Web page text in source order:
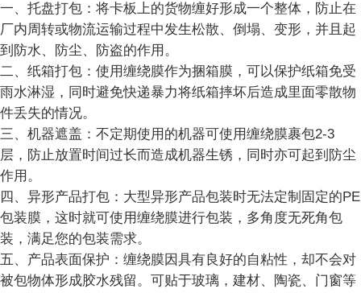
一、托盘打包：将卡板上的货物缠好形成一个整体，防止在
厂内周转或物流运输过程中发生松散、倒塌、变形，并且起
到防水、防尘、防盗的作用。
二、纸箱打包：使用缠绕膜作为捆箱膜，可以保护纸箱免受
雨水淋湿，同时避免快递暴力将纸箱摔坏后造成里面零散物
件丢失的情况。
三、机器遮盖：不定期使用的机器可使用缠绕膜裹包2-3
层，防止放置时间过长而造成机器生锈，同时亦可起到防尘
作用。
四、异形产品打包：大型异形产品包装时无法定制固定的PE
包装膜，这时就可使用缠绕膜进行包装，多角度无死角包
装，满足您的包装需求。
五、产品表面保护：缠绕膜因具有良好的自粘性，却不会对
被包物体形成胶水残留。可贴于玻璃，建材、陶瓷、门窗等